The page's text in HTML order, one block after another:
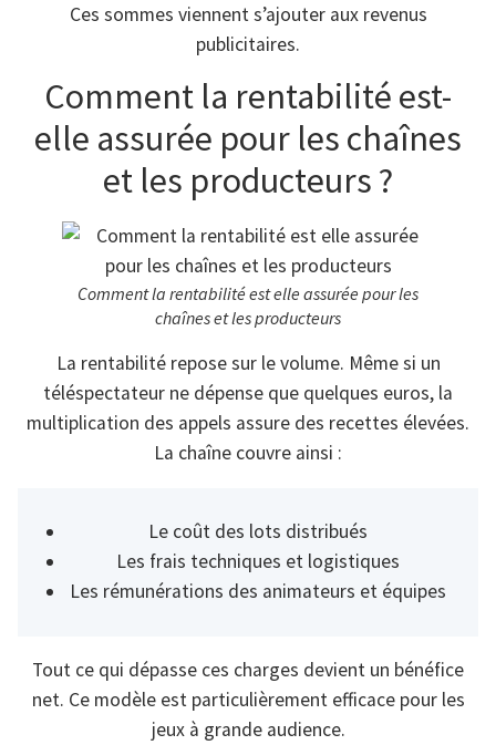
Ces sommes viennent s’ajouter aux revenus
publicitaires.
Comment la rentabilité est-
elle assurée pour les chaînes
et les producteurs ?
Comment la rentabilité est elle assurée pour les
chaînes et les producteurs
La rentabilité repose sur le volume. Même si un
téléspectateur ne dépense que quelques euros, la
multiplication des appels assure des recettes élevées.
La chaîne couvre ainsi :
Le coût des lots distribués
Les frais techniques et logistiques
Les rémunérations des animateurs et équipes
Tout ce qui dépasse ces charges devient un bénéfice
net. Ce modèle est particulièrement efficace pour les
jeux à grande audience.